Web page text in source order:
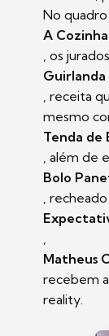
No quadro
A
, os
Guirlanda
, receita
mesmo
Tenda de
, além de
Bolo
,
Matheus
recebem
reality.